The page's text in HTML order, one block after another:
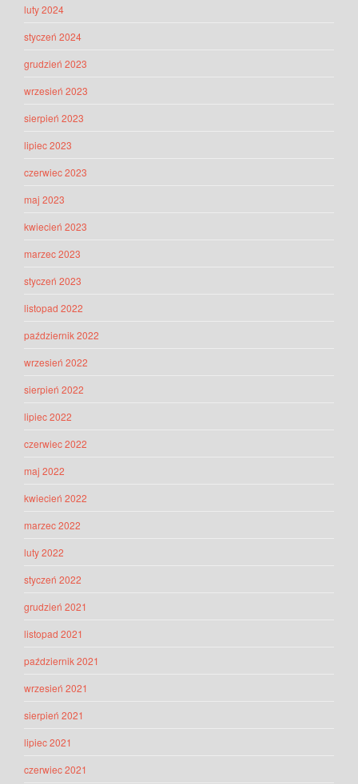
luty 2024
styczeń 2024
grudzień 2023
wrzesień 2023
sierpień 2023
lipiec 2023
czerwiec 2023
maj 2023
kwiecień 2023
marzec 2023
styczeń 2023
listopad 2022
październik 2022
wrzesień 2022
sierpień 2022
lipiec 2022
czerwiec 2022
maj 2022
kwiecień 2022
marzec 2022
luty 2022
styczeń 2022
grudzień 2021
listopad 2021
październik 2021
wrzesień 2021
sierpień 2021
lipiec 2021
czerwiec 2021